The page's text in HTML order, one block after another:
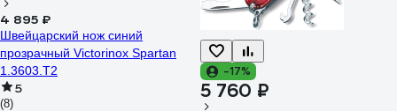
4 895 ₽
Швейцарский нож синий
прозрачный Victorinox Spartan
1.3603.T2
5
(8)
-17%
5 760 ₽